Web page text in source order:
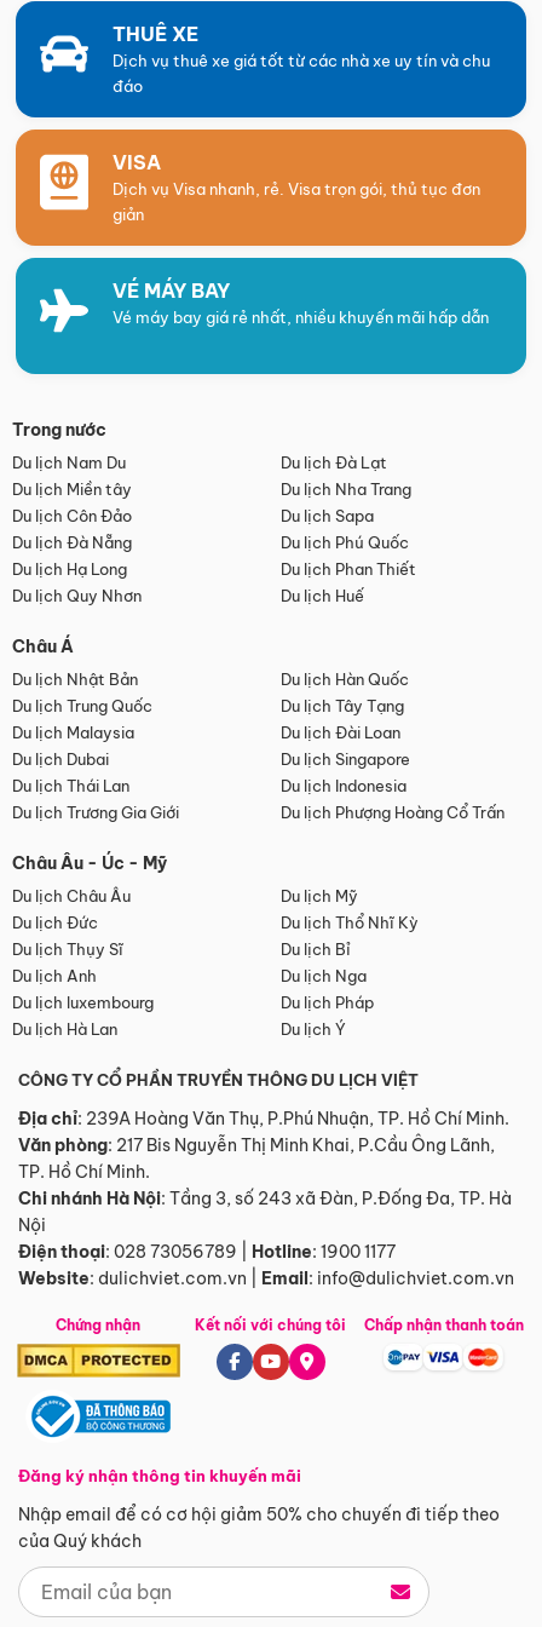
THUÊ XE
Dịch vụ thuê xe giá tốt từ các nhà xe uy tín và chu
đáo
VISA
Dịch vụ Visa nhanh, rẻ. Visa trọn gói, thủ tục đơn
giản
VÉ MÁY BAY
Vé máy bay giá rẻ nhất, nhiều khuyến mãi hấp dẫn
Trong nước
Du lịch Nam Du
Du lịch Đà Lạt
Du lịch Miền tây
Du lịch Nha Trang
Du lịch Côn Đảo
Du lịch Sapa
Du lịch Đà Nẵng
Du lịch Phú Quốc
Du lịch Hạ Long
Du lịch Phan Thiết
Du lịch Quy Nhơn
Du lịch Huế
Châu Á
Du lịch Nhật Bản
Du lịch Hàn Quốc
Du lịch Trung Quốc
Du lịch Tây Tạng
Du lịch Malaysia
Du lịch Đài Loan
Du lịch Dubai
Du lịch Singapore
Du lịch Thái Lan
Du lịch Indonesia
Du lịch Trương Gia Giới
Du lịch Phượng Hoàng Cổ Trấn
Châu Âu - Úc - Mỹ
Du lịch Châu Âu
Du lịch Mỹ
Du lịch Đức
Du lịch Thổ Nhĩ Kỳ
Du lịch Thụy Sĩ
Du lịch Bỉ
Du lịch Anh
Du lịch Nga
Du lịch luxembourg
Du lịch Pháp
Du lịch Hà Lan
Du lịch Ý
CÔNG TY CỔ PHẦN TRUYỀN THÔNG DU LỊCH VIỆT
Địa chỉ: 239A Hoàng Văn Thụ, P.Phú Nhuận, TP. Hồ Chí Minh.
Văn phòng: 217 Bis Nguyễn Thị Minh Khai, P.Cầu Ông Lãnh,
TP. Hồ Chí Minh.
Chi nhánh Hà Nội: Tầng 3, số 243 xã Đàn, P.Đống Đa, TP. Hà
Nội
Điện thoại: 028 73056789 Hotline: 1900 1177
Website: dulichviet.com.vn Email: info@dulichviet.com.vn
Chứng nhận
Đăng ký nhận thông tin khuyến mãi
Nhập email để có cơ hội giảm 50% cho chuyến đi tiếp theo
của Quý khách
Kết nối với chúng tôi Chấp nhận thanh toán